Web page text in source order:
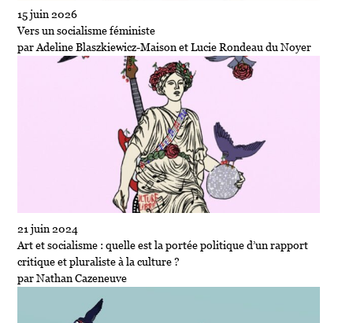
15 juin 2026
Vers un socialisme féministe
par Adeline Blaszkiewicz-Maison et Lucie Rondeau du Noyer
21 juin 2024
Art et socialisme : quelle est la portée politique d’un rapport
critique et pluraliste à la culture ?
par Nathan Cazeneuve